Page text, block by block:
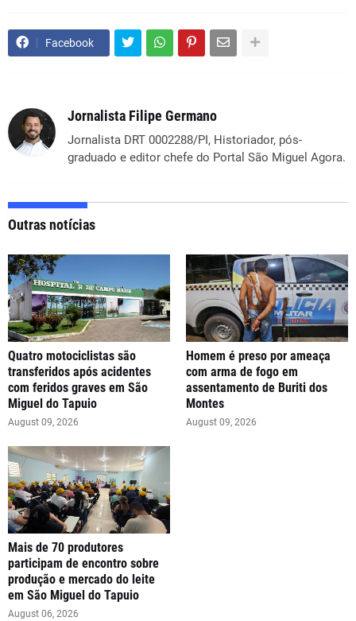
Facebook
Jornalista Filipe Germano
Jornalista DRT 0002288/PI, Historiador, pós-
graduado e editor chefe do Portal São Miguel Agora.
Outras notícias
Quatro motociclistas são
transferidos após acidentes
com feridos graves em São
Miguel do Tapuio
August 09, 2026
Homem é preso por ameaça
com arma de fogo em
assentamento de Buriti dos
Montes
August 09, 2026
Mais de 70 produtores
participam de encontro sobre
produção e mercado do leite
em São Miguel do Tapuio
August 06, 2026